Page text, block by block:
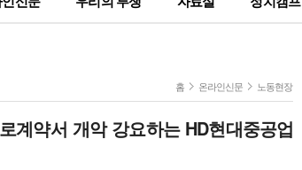
홈 온라인신문 노동현장
계약서 개악 강요하는 HD현대중공업